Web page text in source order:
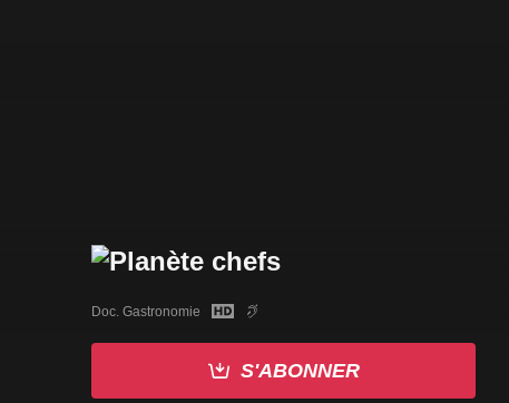
Doc. Gastronomie
S'ABONNER